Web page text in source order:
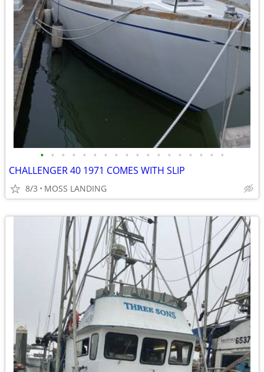
• • • • • • • • • • • • • • • • • •
CHALLENGER 40 1971 COMES WITH SLIP
8/3 MOSS LANDING